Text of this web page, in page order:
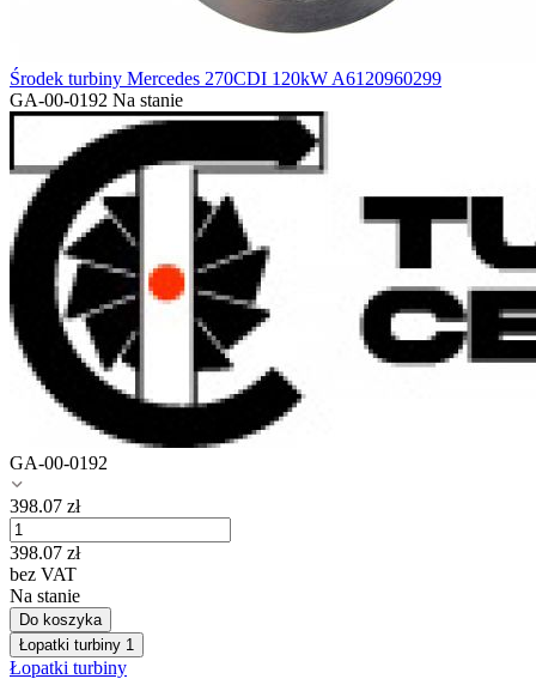
Środek turbiny Mercedes 270CDI 120kW A6120960299
GA-00-0192 Na stanie
GA-00-0192
398.07 zł
398.07 zł
bez VAT
Na stanie
Do koszyka
Łopatki turbiny 1
Łopatki turbiny